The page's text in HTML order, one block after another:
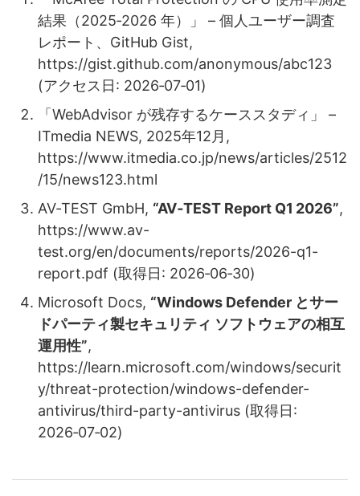
結果（2025‑2026 年）」 – 個人ユーザー調査
レポート、GitHub Gist,
https://gist.github.com/anonymous/abc123
(アクセス日: 2026‑07‑01)
「WebAdvisor が残存するケーススタディ」 –
ITmedia NEWS, 2025年12月,
https://www.itmedia.co.jp/news/articles/2512
/15/news123.html
AV‑TEST GmbH, “AV‑TEST Report Q1 2026”,
https://www.av-
test.org/en/documents/reports/2026-q1-
report.pdf (取得日: 2026‑06‑30)
Microsoft Docs, “Windows Defender とサー
ドパーティ製セキュリティ ソフトウェアの相互
運用性”,
https://learn.microsoft.com/windows/securit
y/threat-protection/windows-defender-
antivirus/third-party-antivirus (取得日:
2026‑07‑02)